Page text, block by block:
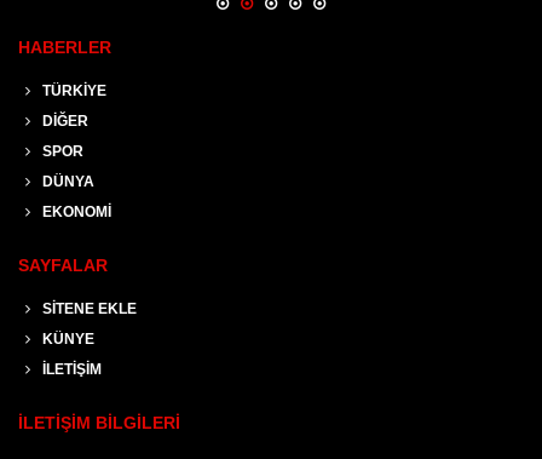
HABERLER
TÜRKİYE
DİĞER
SPOR
DÜNYA
EKONOMİ
SAYFALAR
SİTENE EKLE
KÜNYE
İLETİŞİM
İLETİŞİM BİLGİLERİ